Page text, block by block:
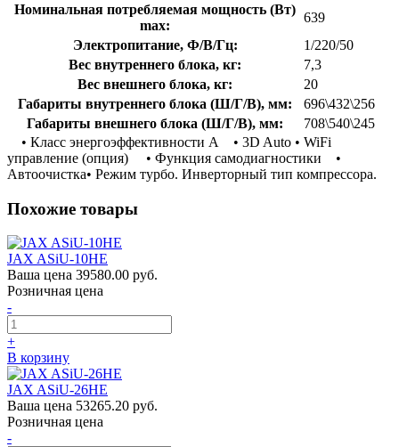
Номинальная потребляемая мощность (Вт)
max:
639
Электропитание, Ф/В/Гц:
1/220/50
Вес внутреннего блока, кг:
7,3
Вес внешнего блока, кг:
20
Габариты внутреннего блока (Ш/Г/В), мм:
696\432\256
Габариты внешнего блока (Ш/Г/В), мм:
708\540\245
• Класс энергоэффективности А • 3D Auto • WiFi
управление (опция) • Функция самодиагностики •
Автоочистка• Режим турбо. Инверторный тип компрессора.
Похожие товары
JAX ASiU-10HE
Ваша цена 39580.00 руб.
Розничная цена
-
+
В корзину
JAX ASiU-26HE
Ваша цена 53265.20 руб.
Розничная цена
-